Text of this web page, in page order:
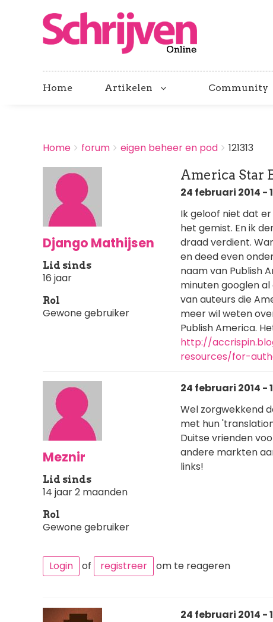
Home Artikelen Community
BREADCRUMBS
You
here:
Home forum eigen beheer en pod 121313
Django Mathijsen
Lid sinds
16 jaar
Rol
Gewone gebruiker
America Star
24 februari 2014 -
Ik geloof niet dat
het gemist. En ik
draad verdient.
en deed even
naam van Publish
minuten googlen
van auteurs die
meer wil weten
Publish America.
http://
resources/for-
Meznir
Lid sinds
14 jaar 2 maanden
Rol
Gewone gebruiker
24 februari 2014 -
Wel zorgwekkend
met hun
Duitse vrienden
andere markten
links!
Login of registreer om te reageren
24 februari 2014 -